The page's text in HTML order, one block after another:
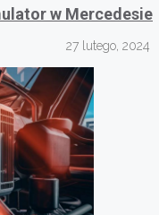
w Mercedesie
27 lutego, 2024